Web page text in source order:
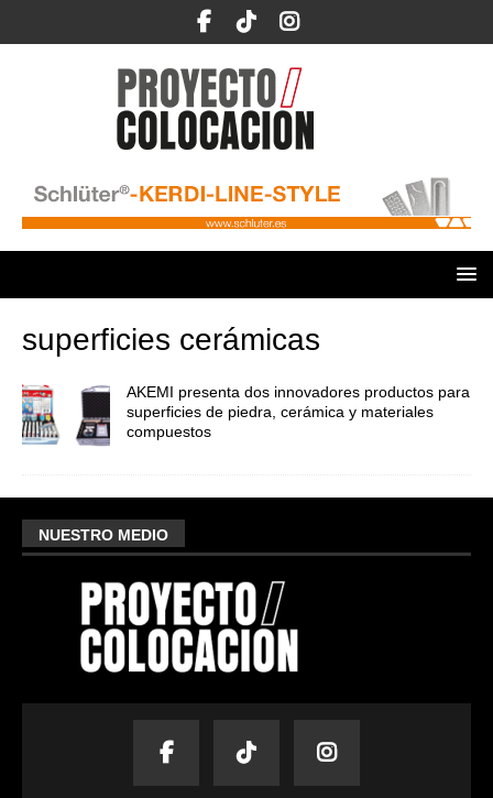
superficies cerámicas
AKEMI presenta dos innovadores productos para
superficies de piedra, cerámica y materiales
compuestos
NUESTRO MEDIO